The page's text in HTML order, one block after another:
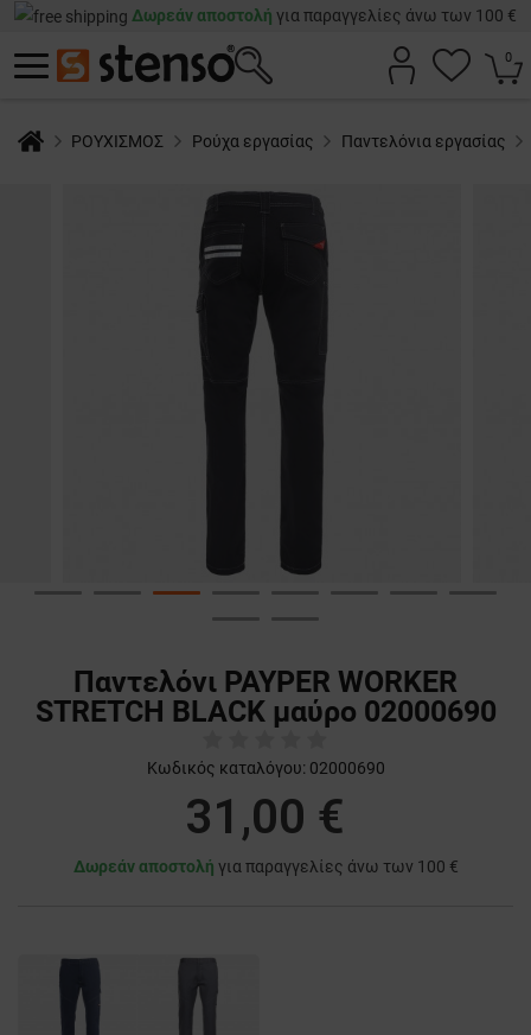
Δωρεάν αποστολή για παραγγελίες άνω των 100 €
0
ΡΟΥΧΙΣΜΟΣ Ρούχα εργασίας Παντελόνια εργασίας
Παντελόνι PAYPER WORKER
STRETCH BLACK μαύρο 02000690
Κωδικός καταλόγου: 02000690
31,00 €
Δωρεάν αποστολή για παραγγελίες άνω των 100 €